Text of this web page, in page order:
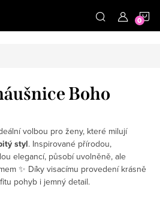
Boho
volbou pro ženy, které milují
styl. Inspirované přírodou,
elegancí, působí uvolněně, ale
✨ Díky visacímu provedení krásně
pohyb i jemný detail.